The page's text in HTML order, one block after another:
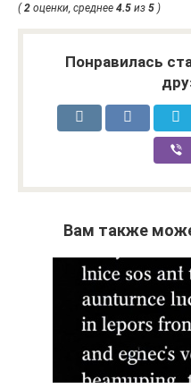
(2 оценки, среднее 4.5 из 5 )
Понравилась
Вам также